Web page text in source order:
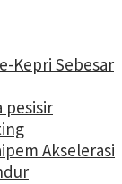
Kepri Sebesar
pesisir
Akselerasi